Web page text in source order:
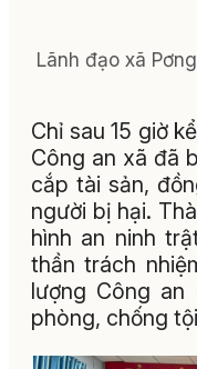
Lãnh đạo xã
Chỉ sau 15 giờ
Công an xã đã
cắp tài sản,
người bị hại.
hình an ninh
thần trách
lượng Công
phòng, chống